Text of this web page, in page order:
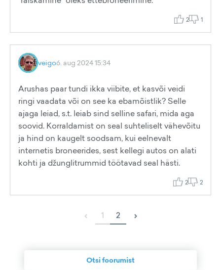
2 1
veigo6. aug 2024 15:34
Arushas paar tundi ikka viibite, et kasvõi veidi
ringi vaadata või on see ka ebamõistlik? Selle
ajaga leiad, s.t. leiab sind selline safari, mida aga
soovid. Korraldamist on seal suhteliselt vähevõitu
ja hind on kaugelt soodsam, kui eelnevalt
internetis broneerides, sest kellegi autos on alati
kohti ja džunglitrummid töötavad seal hästi.
2 2
‹ 1 2 ›
Otsi foorumist